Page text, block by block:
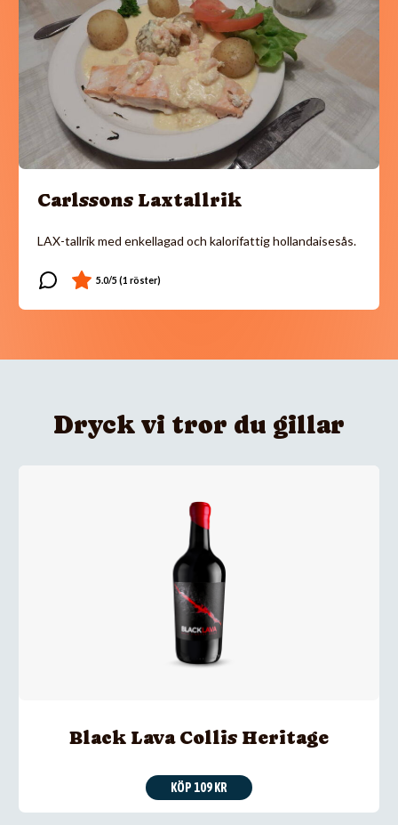
Carlssons Laxtallrik
LAX-tallrik med enkellagad och kalorifattig hollandaisesås.
Dryck vi tror du gillar
Black Lava Collis Heritage
KÖP 109 KR